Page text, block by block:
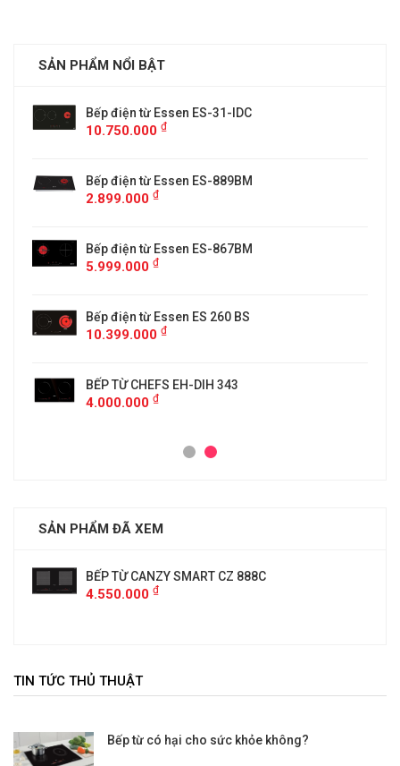
SẢN PHẨM NỔI BẬT
Bếp điện từ Essen ES-31-IDC
10.750.000 ₫
Bếp điện từ Essen ES-889BM
2.899.000 ₫
Bếp điện từ Essen ES-867BM
5.999.000 ₫
Bếp điện từ Essen ES 260 BS
10.399.000 ₫
BẾP TỪ CHEFS EH-DIH 343
4.000.000 ₫
SẢN PHẨM ĐÃ XEM
BẾP TỪ CANZY SMART CZ 888C
4.550.000 ₫
TIN TỨC THỦ THUẬT
Bếp từ có hại cho sức khỏe không?